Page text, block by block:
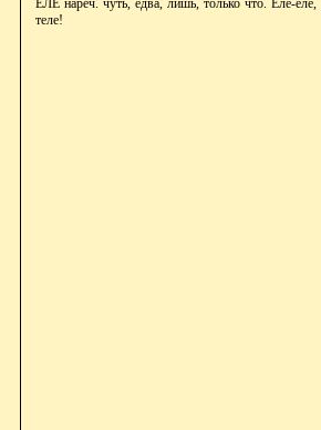
ЕЛЕ нареч. чуть, едва, лишь, только что. Еле-
теле!